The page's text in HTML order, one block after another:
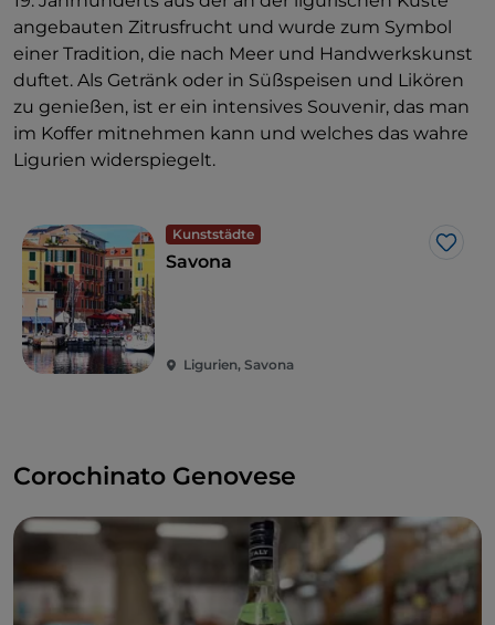
angebauten Zitrusfrucht und wurde zum Symbol
einer Tradition, die nach Meer und Handwerkskunst
duftet. Als Getränk oder in Süßspeisen und Likören
zu genießen, ist er ein intensives Souvenir, das man
im Koffer mitnehmen kann und welches das wahre
Ligurien widerspiegelt.
Kunststädte
Like
Savona
Ligurien, Savona
Corochinato Genovese